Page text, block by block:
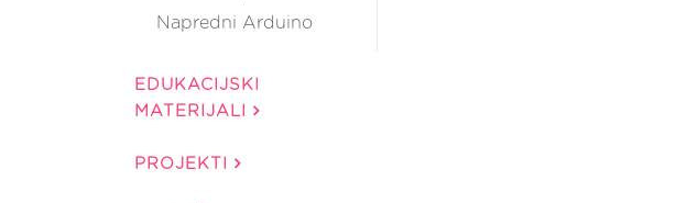
Napredni Arduino
EDUKACIJSKI
MATERIJALI
PROJEKTI